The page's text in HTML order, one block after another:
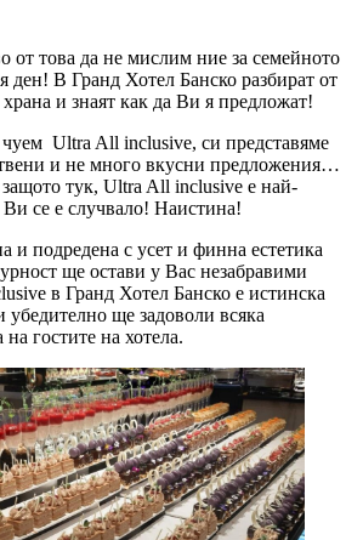
от това да не мислим ние за семейното
ден! В Гранд Хотел Банско разбират от
и знаят как да Ви я предложат!
Ultra All inclusive, си представяме
и не много вкусни предложения…
защото тук, Ultra All inclusive е най-
се е случвало! Наистина!
и подредена с усет и финна естетика
ще остави у Вас незабравими
в Гранд Хотел Банско е истинска
убедително ще задоволи всяка
гостите на хотела.